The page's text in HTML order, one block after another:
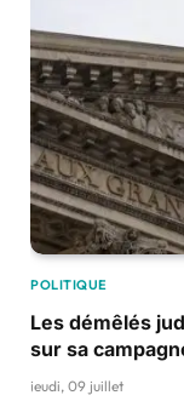
POLITIQUE
Les démêlés
sur sa
jeudi, 09 juillet